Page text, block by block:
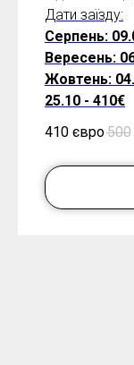
Дати заїзду:
Серпень:
Вересень:
Жовтень:
25.10 - 410€
410 євро500